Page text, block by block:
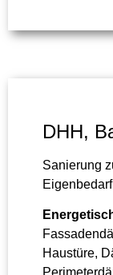
DHH,
Sanierung
Eigenbedarf
Haustüre,